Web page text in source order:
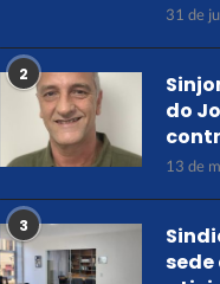
31 de
2
do
13 de
3